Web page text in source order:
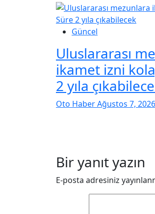
Güncel
Uluslararası
ikamet izni
2 yıla
Oto HaberAğustos 7, 2026
Bir yanıt yazın
E-posta adresiniz